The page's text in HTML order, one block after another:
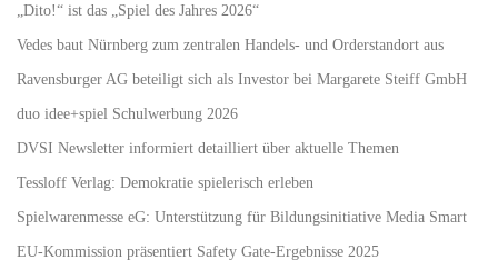
„Dito!“ ist das „Spiel des Jahres 2026“
Vedes baut Nürnberg zum zentralen Handels- und Orderstandort aus
Ravensburger AG beteiligt sich als Investor bei Margarete Steiff GmbH
duo idee+spiel Schulwerbung 2026
DVSI Newsletter informiert detailliert über aktuelle Themen
Tessloff Verlag: Demokratie spielerisch erleben
Spielwarenmesse eG: Unterstützung für Bildungsinitiative Media Smart
EU-Kommission präsentiert Safety Gate-Ergebnisse 2025